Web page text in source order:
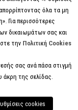
όλα τα μη
Για περισσότερες
δικαιωμάτων σας και
την Πολιτική Cookies
σας ανά πάσα στιγμή
της σελίδας.
cookies